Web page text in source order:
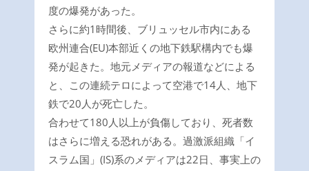
度の爆発があった。
さらに約1時間後、ブリュッセル市内にある
欧州連合(EU)本部近くの地下鉄駅構内でも爆
発が起きた。地元メディアの報道などによる
と、この連続テロによって空港で14人、地下
鉄で20人が死亡した。
合わせて180人以上が負傷しており、死者数
はさらに増える恐れがある。過激派組織「イ
スラム国」(IS)系のメディアは22日、事実上の